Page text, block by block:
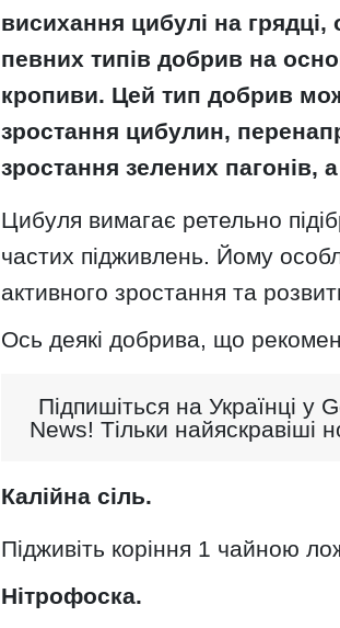
висихання цибулі на
певних типів добрив на
кропиви. Цей тип добрив
зростання цибулин,
зростання зелених пагонів,
Цибуля вимагає ретельно
частих підживлень. Йому
активного зростання та
Ось деякі добрива, що
Підпишіться на Українці у
News! Тільки найяскравіші
Калійна сіль.
Підживіть коріння 1 чайною
Нітрофоска.